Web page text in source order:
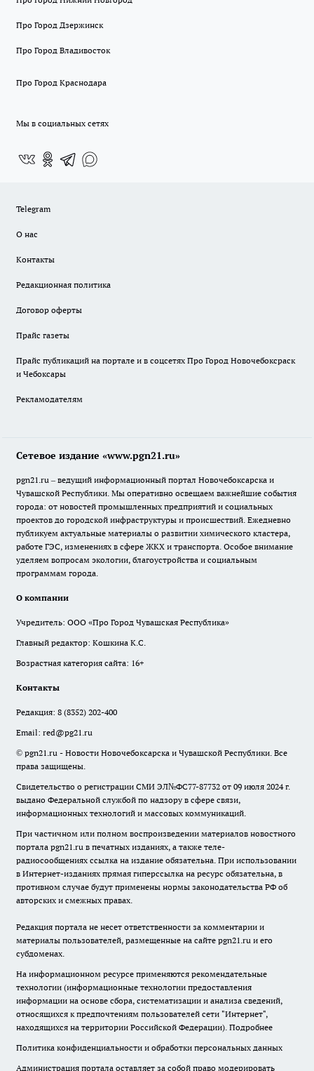
Про Город Дзержинск
Про Город Владивосток
Про Город Краснодара
Мы в социальных сетях
Telegram
О нас
Контакты
Редакционная политика
Договор оферты
Прайс газеты
Прайс публикаций на портале и в соцсетях Про Город Новочебоксраск
и Чебоксары
Рекламодателям
Сетевое издание «www.pgn21.ru»
pgn21.ru – ведущий информационный портал Новочебоксарска и
Чувашской Республики. Мы оперативно освещаем важнейшие события
города: от новостей промышленных предприятий и социальных
проектов до городской инфраструктуры и происшествий. Ежедневно
публикуем актуальные материалы о развитии химического кластера,
работе ГЭС, изменениях в сфере ЖКХ и транспорта. Особое внимание
уделяем вопросам экологии, благоустройства и социальным
программам города.
О компании
Учредитель: ООО «Про Город Чувашская Республика»
Главный редактор: Кошкина К.С.
Возрастная категория сайта: 16+
Контакты
Редакция: 8 (8352) 202-400
Email: red@pg21.ru
© pgn21.ru - Новости Новочебоксарска и Чувашской Республики. Все
права защищены.
Свидетельство о регистрации СМИ ЭЛ№ФС77-87732 от 09 июля 2024 г.
выдано Федеральной службой по надзору в сфере связи,
информационных технологий и массовых коммуникаций.
При частичном или полном воспроизведении материалов новостного
портала pgn21.ru в печатных изданиях, а также теле-
радиосообщениях ссылка на издание обязательна. При использовании
в Интернет-изданиях прямая гиперссылка на ресурс обязательна, в
противном случае будут применены нормы законодательства РФ об
авторских и смежных правах.
Редакция портала не несет ответственности за комментарии и
материалы пользователей, размещенные на сайте pgn21.ru и его
субдоменах.
На информационном ресурсе применяются рекомендательные
технологии (информационные технологии предоставления
информации на основе сбора, систематизации и анализа сведений,
относящихся к предпочтениям пользователей сети "Интернет",
находящихся на территории Российской Федерации). Подробнее
Политика конфиденциальности и обработки персональных данных
Администрация портала оставляет за собой право модерировать